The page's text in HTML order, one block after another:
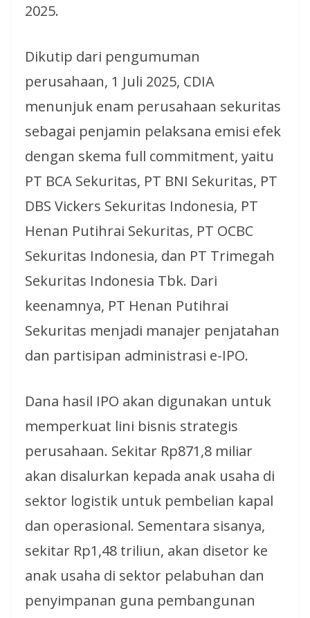
2025.
Dikutip dari pengumuman
perusahaan, 1 Juli 2025, CDIA
menunjuk enam perusahaan sekuritas
sebagai penjamin pelaksana emisi efek
dengan skema full commitment, yaitu
PT BCA Sekuritas, PT BNI Sekuritas, PT
DBS Vickers Sekuritas Indonesia, PT
Henan Putihrai Sekuritas, PT OCBC
Sekuritas Indonesia, dan PT Trimegah
Sekuritas Indonesia Tbk. Dari
keenamnya, PT Henan Putihrai
Sekuritas menjadi manajer penjatahan
dan partisipan administrasi e-IPO.
Dana hasil IPO akan digunakan untuk
memperkuat lini bisnis strategis
perusahaan. Sekitar Rp871,8 miliar
akan disalurkan kepada anak usaha di
sektor logistik untuk pembelian kapal
dan operasional. Sementara sisanya,
sekitar Rp1,48 triliun, akan disetor ke
anak usaha di sektor pelabuhan dan
penyimpanan guna pembangunan